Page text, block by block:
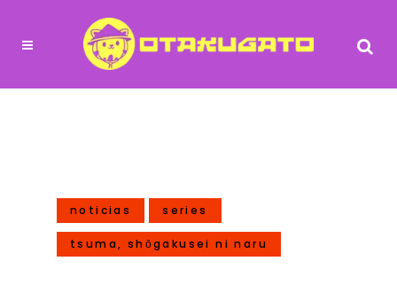
noticias series
tsuma, shōgakusei ni naru